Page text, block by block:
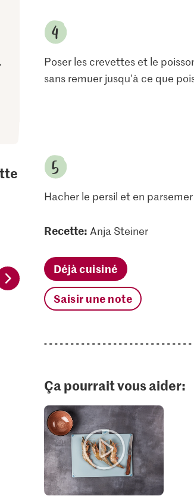
jour
de crevettes
1.60
Poser les crevettes et le
sans remuer jusqu'à ce que
Hacher le persil et en
Recette: Anja Steiner
Déjà cuisiné
Saisir une note
Ça pourrait vous aider: